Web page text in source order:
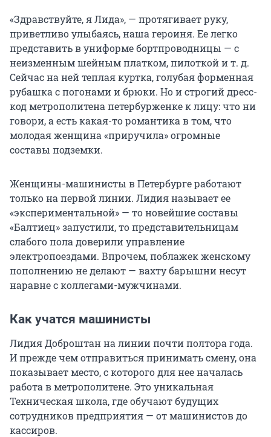
«Здравствуйте, я Лида», — протягивает руку,
приветливо улыбаясь, наша героиня. Ее легко
представить в униформе бортпроводницы — с
неизменным шейным платком, пилоткой и т. д.
Сейчас на ней теплая куртка, голубая форменная
рубашка с погонами и брюки. Но и строгий дресс-
код метрополитена петербурженке к лицу: что ни
говори, а есть какая-то романтика в том, что
молодая женщина «приручила» огромные
составы подземки.
Женщины-машинисты в Петербурге работают
только на первой линии. Лидия называет ее
«экспериментальной» — то новейшие составы
«Балтиец» запустили, то представительницам
слабого пола доверили управление
электропоездами. Впрочем, поблажек женскому
пополнению не делают — вахту барышни несут
наравне с коллегами-мужчинами.
Как учатся машинисты
Лидия Доброштан на линии почти полтора года.
И прежде чем отправиться принимать смену, она
показывает место, с которого для нее началась
работа в метрополитене. Это уникальная
Техническая школа, где обучают будущих
сотрудников предприятия — от машинистов до
кассиров.